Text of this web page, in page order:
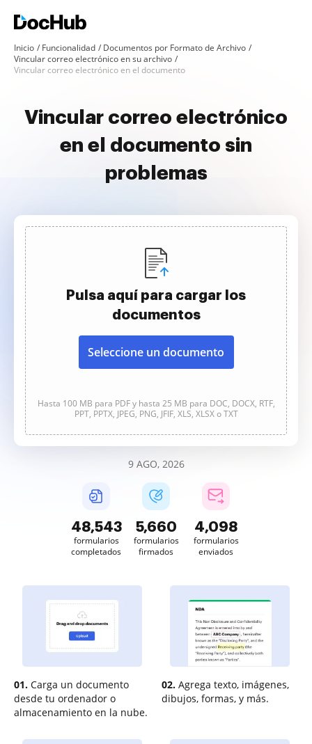
Inicio Funcionalidad
Documentos por Formato de Archivo
Vincular correo electrónico en su archivo
Vincular correo electrónico en el documento
Vincular correo electrónico
en el documento sin
problemas
Pulsa aquí para cargar los
documentos
Seleccione un documento
Hasta 100 MB para PDF y hasta 25 MB para DOC, DOCX, RTF,
PPT, PPTX, JPEG, PNG, JFIF, XLS, XLSX o TXT
9 AGO, 2026
48,543
formularios
completados
5,660
formularios
firmados
4,098
formularios
enviados
01. Carga un documento
desde tu ordenador o
almacenamiento en la nube.
02. Agrega texto, imágenes,
dibujos, formas, y más.